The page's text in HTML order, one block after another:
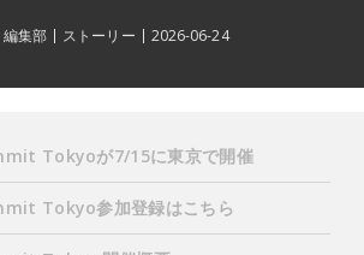
集部 ストーリー 2026-06-24
Tokyoが7/15に東京で開催
Tokyo参加登録はこちら